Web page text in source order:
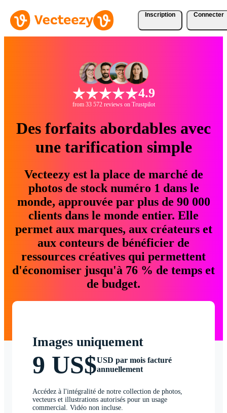
Inscription Connecter
4.9
from 33 572 reviews on Trustpilot
Des forfaits abordables avec
une tarification simple
Vecteezy est la place de marché de
photos de stock numéro 1 dans le
monde, approuvée par plus de 90 000
clients dans le monde entier. Elle
permet aux marques, aux créateurs et
aux conteurs de bénéficier de
ressources créatives qui permettent
d'économiser jusqu'à 76 % de temps et
de budget.
Images uniquement
9 US$USD par mois facturé
annuellement
Accédez à l'intégralité de notre collection de photos,
vecteurs et illustrations autorisés pour un usage
commercial. Vidéo non incluse.